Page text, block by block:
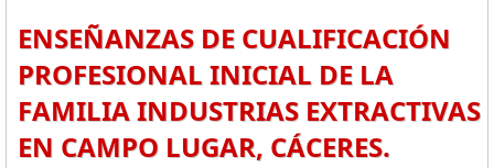
ENSEÑANZAS DE CUALIFICACIÓN
PROFESIONAL INICIAL DE LA
FAMILIA INDUSTRIAS EXTRACTIVAS
EN CAMPO LUGAR, CÁCERES.